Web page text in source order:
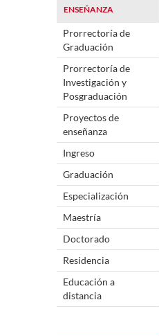
ENSEÑANZA
Prorrectoría de
Graduación
Prorrectoría de
Investigación y
Posgraduación
Proyectos de
enseñanza
Ingreso
Graduación
Especialización
Maestría
Doctorado
Residencia
Educación a
distancia